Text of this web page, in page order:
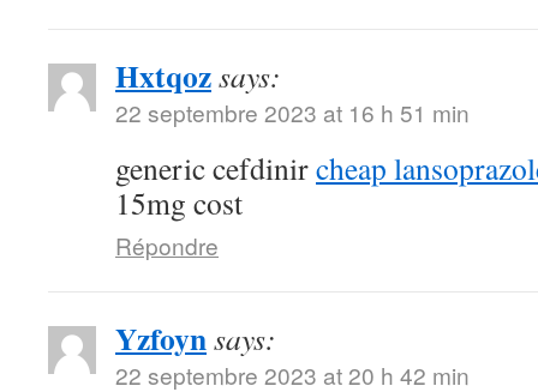
Hxtqozsays:
22 septembre 2023 at 16 h 51 min
generic cefdinircheap
15mg cost
Répondre
Yzfoynsays:
22 septembre 2023 at 20 h 42 min